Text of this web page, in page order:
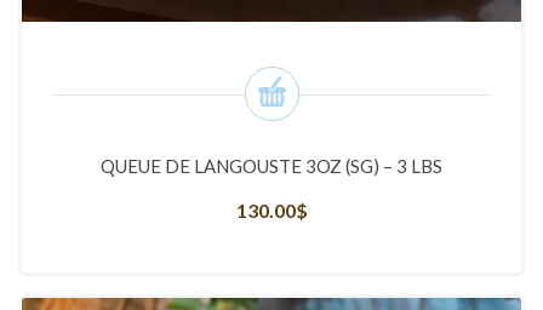
QUEUE DE LANGOUSTE 3OZ (SG) – 3 LBS
130.00$